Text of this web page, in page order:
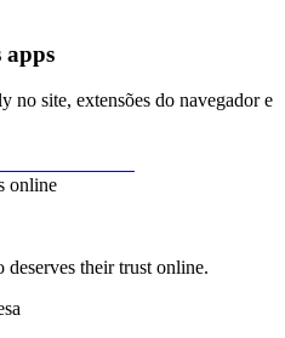
apps
no site, extensões do navegador e
online
their trust online.